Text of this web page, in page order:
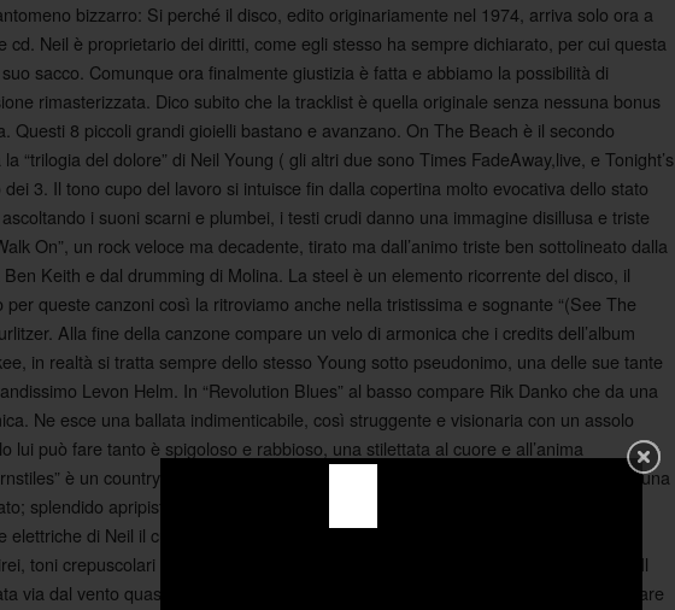
bizzarro: Si perché il disco, edito originariamente nel 1974, arriva solo ora a
cd. Neil è proprietario dei diritti, come egli stesso ha sempre dichiarato, per cui questa
sacco. Comunque ora finalmente giustizia è fatta e abbiamo la possibilità di
rimasterizzata. Dico subito che la tracklist è quella originale senza nessuna bonus
Questi 8 piccoli grandi gioielli bastano e avanzano. On The Beach è il secondo
“trilogia del dolore” di Neil Young ( gli altri due sono Times FadeAway,live, e Tonight’s
3. Il tono cupo del lavoro si intuisce fin dalla copertina molto evocativa dello stato
i suoni scarni e plumbei, i testi crudi danno una immagine disillusa e triste
On”, un rock veloce ma decadente, tirato ma dall’animo triste ben sottolineato dalla
Keith e dal drumming di Molina. La steel è un elemento ricorrente del disco, il
queste canzoni così la ritroviamo anche nella tristissima e sognante “(See The
Alla fine della canzone compare un velo di armonica che i credits dell’album
in realtà si tratta sempre dello stesso Young sotto pseudonimo, una delle sue tante
Levon Helm. In “Revolution Blues” al basso compare Rik Danko che da una
Ne esce una ballata indimenticabile, così struggente e visionaria con un assolo
lui può fare tanto è spigoloso e rabbioso, una stilettata al cuore e all’anima
è un country blues scarno e desolante, solo dobro (Keith) e banjo (Young), una
splendido apripista per la seguente “Vampire Blues” puntellata da un gelido
di Neil il cui canto è sempre più simile ad un lamento strascicato. La title
toni crepuscolari con il wurlitzer (suonato da Graham Nash) appena accennato. Il
via dal vento quasi ad esorcizzare i tormenti interiori del canadese che fa poi vibrare